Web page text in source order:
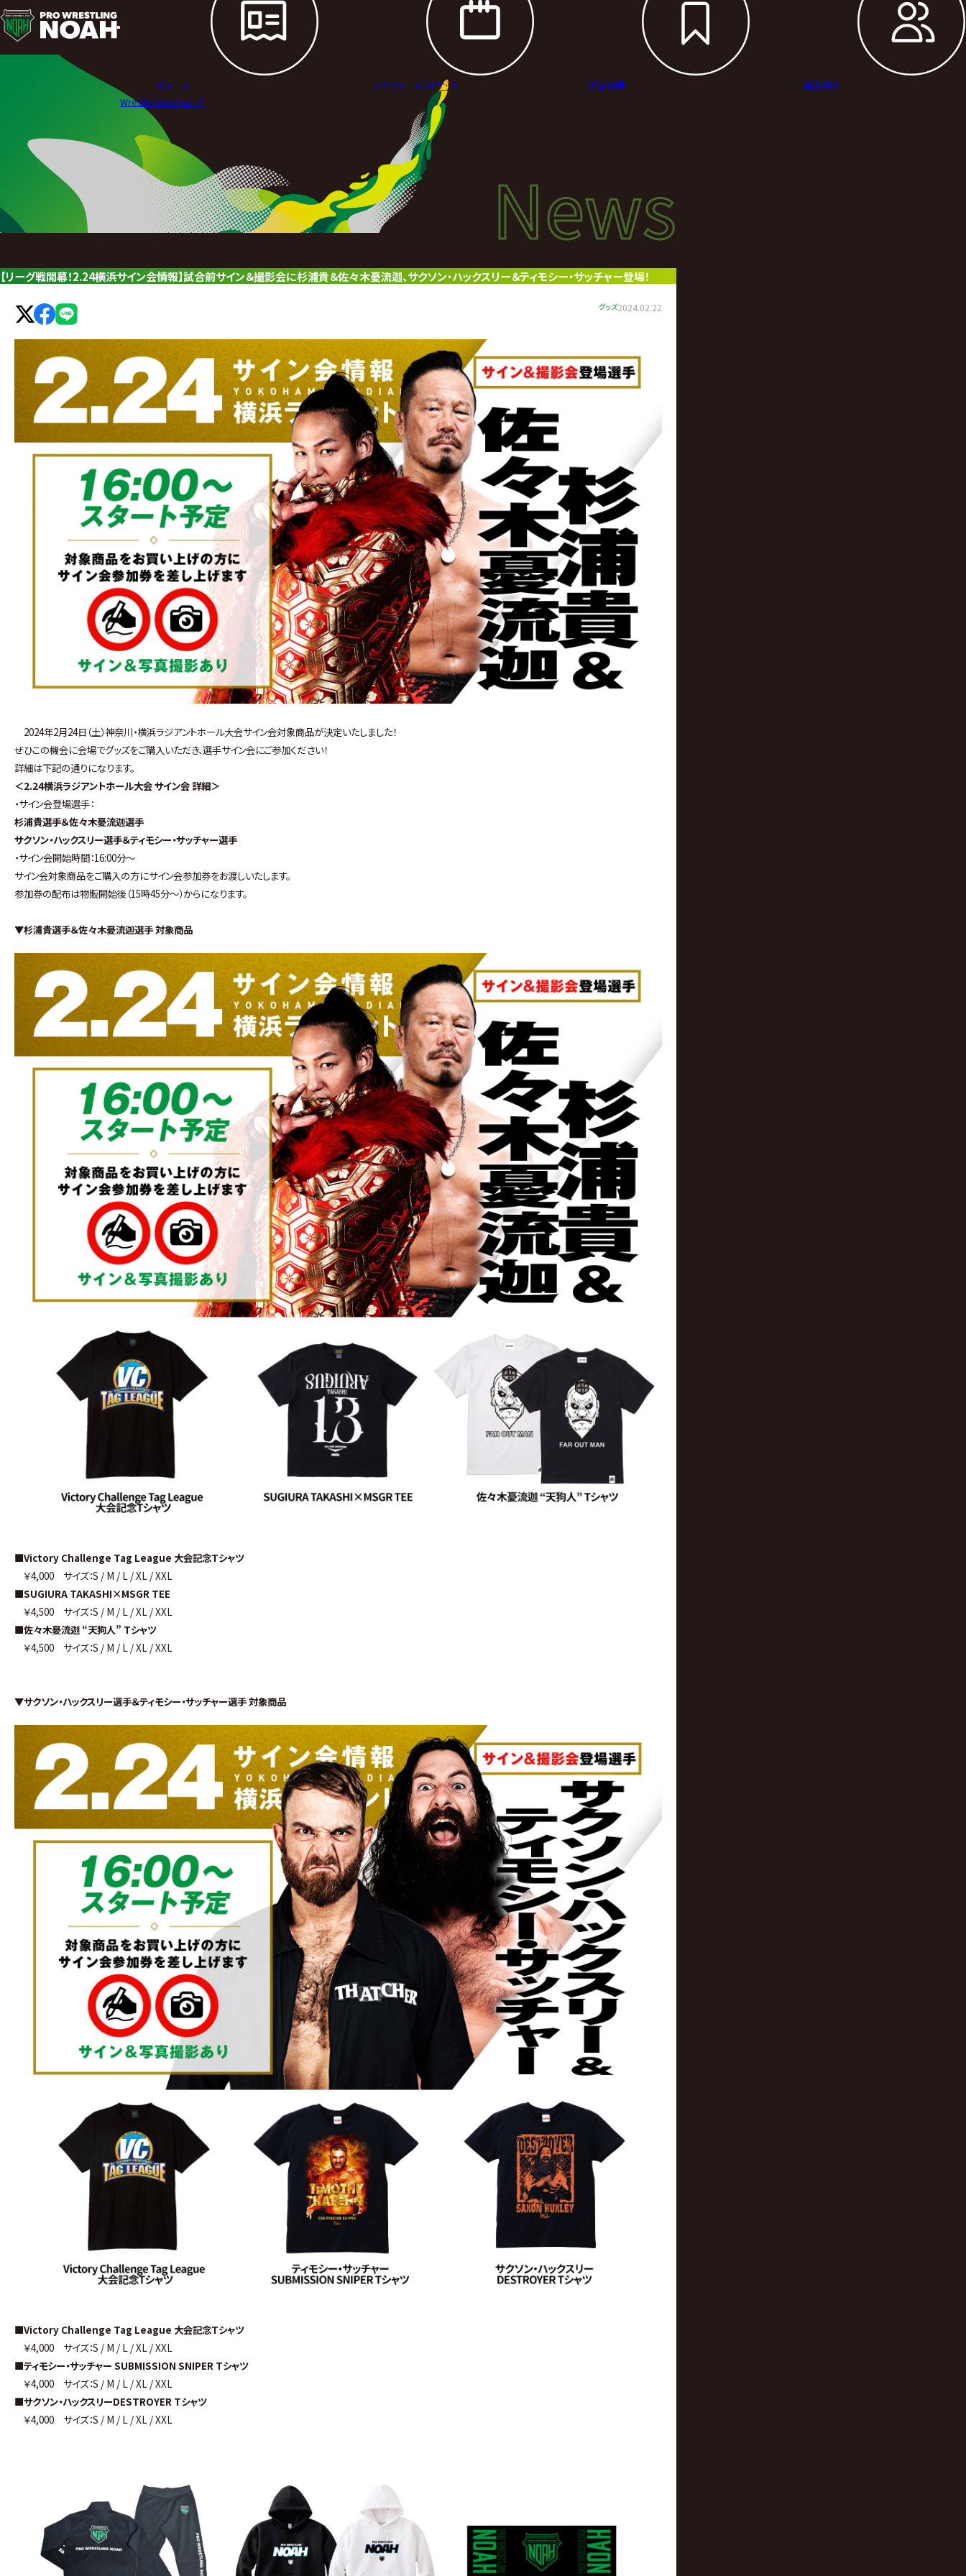
ニ
ュ
レ
ス
リ
グ・
式
ニュース スケジュール/チケット 試合結果
選手紹介
Wrestle Universe ↗︎
Newsニュース
News
【リーグ戦開幕！2.24横浜サイン会情報】試合前サイン＆撮影会に杉浦貴＆佐々木憂流迦、サクソン・ハックスリー＆ティモシー・サッチャー登場！
グッズ2024.02.22
2024年2月24日（土）神奈川・横浜ラジアントホール大会サイン会対象商品が決定いたしました！
ぜひこの機会に会場でグッズをご購入いただき、選手サイン会にご参加ください！
詳細は下記の通りになります。
＜2.24横浜ラジアントホール大会 サイン会 詳細＞
・サイン会登場選手：
杉浦貴選手＆佐々木憂流迦選手
サクソン・ハックスリー選手＆ティモシー・サッチャー選手
・サイン会開始時間：16:00分～
サイン会対象商品をご購入の方にサイン会参加券をお渡しいたします。
参加券の配布は物販開始後（15時45分～）からになります。
▼杉浦貴選手＆佐々木憂流迦選手 対象商品
■Victory Challenge Tag League 大会記念Tシャツ
￥4,000 サイズ：S / M / L / XL / XXL
■SUGIURA TAKASHI×MSGR TEE
￥4,500 サイズ：S / M / L / XL / XXL
■佐々木憂流迦 “天狗人” Tシャツ
￥4,500 サイズ：S / M / L / XL / XXL
▼サクソン・ハックスリー選手＆ティモシー・サッチャー選手 対象商品
■Victory Challenge Tag League 大会記念Tシャツ
￥4,000 サイズ：S / M / L / XL / XXL
■ティモシー・サッチャー SUBMISSION SNIPER Tシャツ
￥4,000 サイズ：S / M / L / XL / XXL
■サクソン・ハックスリーDESTROYER Tシャツ
￥4,000 サイズ：S / M / L / XL / XXL